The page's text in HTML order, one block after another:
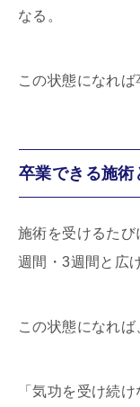
なる。
この状態になれば
卒業できる施
施術を受けるた
週間・3週間と広
この状態になれば
「気功を受け続